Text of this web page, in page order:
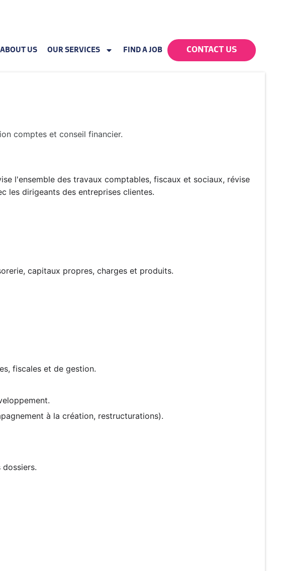
ABOUT US OUR SERVICES FIND A JOB CONTACT US
comptes et conseil financier.
l'ensemble des travaux comptables, fiscaux et sociaux, révise
les dirigeants des entreprises clientes.
capitaux propres, charges et produits.
fiscales et de gestion.
à la création, restructurations).